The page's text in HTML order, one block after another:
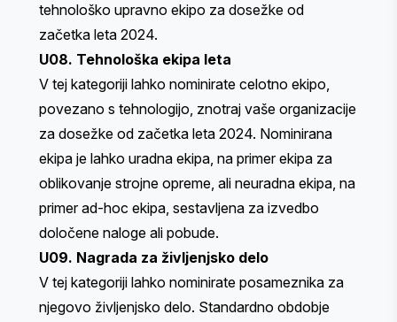
tehnološko upravno ekipo za dosežke od
začetka leta 2024.
U08. Tehnološka ekipa leta
V tej kategoriji lahko nominirate celotno ekipo,
povezano s tehnologijo, znotraj vaše organizacije
za dosežke od začetka leta 2024. Nominirana
ekipa je lahko uradna ekipa, na primer ekipa za
oblikovanje strojne opreme, ali neuradna ekipa, na
primer ad-hoc ekipa, sestavljena za izvedbo
določene naloge ali pobude.
U09. Nagrada za življenjsko delo
V tej kategoriji lahko nominirate posameznika za
njegovo življenjsko delo. Standardno obdobje